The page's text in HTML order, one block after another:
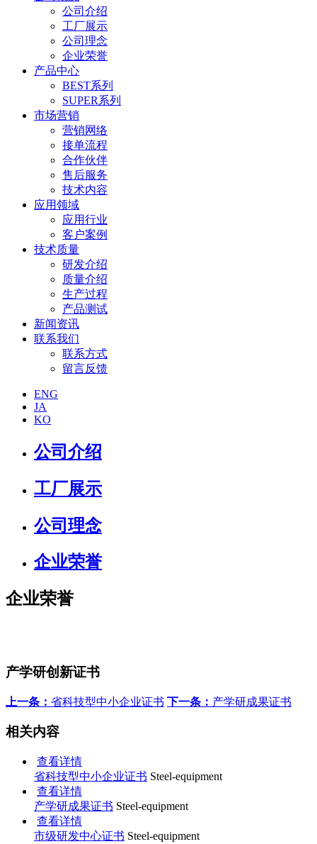
公司介绍
工厂展示
公司理念
企业荣誉
产品中心
BEST系列
SUPER系列
市场营销
营销网络
接单流程
合作伙伴
售后服务
技术内容
应用领域
应用行业
客户案例
技术质量
研发介绍
质量介绍
生产过程
产品测试
新闻资讯
联系我们
联系方式
留言反馈
ENG
JA
KO
公司介绍
工厂展示
公司理念
企业荣誉
企业荣誉
产学研创新证书
上一条： 省科技型中小企业证书 下一条： 产学研成果证书
相关内容
查看详情
省科技型中小企业证书 Steel-equipment
查看详情
产学研成果证书 Steel-equipment
查看详情
市级研发中心证书 Steel-equipment